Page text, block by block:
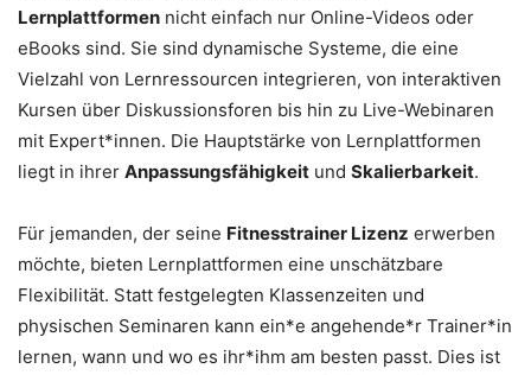
Lernplattformen nicht einfach nur Online-Videos oder
eBooks sind. Sie sind dynamische Systeme, die eine
Vielzahl von Lernressourcen integrieren, von interaktiven
Kursen über Diskussionsforen bis hin zu Live-Webinaren
mit Expert*innen. Die Hauptstärke von Lernplattformen
liegt in ihrer Anpassungsfähigkeit und Skalierbarkeit.
Für jemanden, der seine Fitnesstrainer Lizenz erwerben
möchte, bieten Lernplattformen eine unschätzbare
Flexibilität. Statt festgelegten Klassenzeiten und
physischen Seminaren kann ein*e angehende*r Trainer*in
lernen, wann und wo es ihr*ihm am besten passt. Dies ist